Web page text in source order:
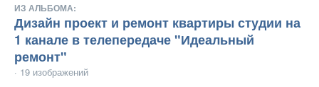
ИЗ АЛЬБОМА:
Дизайн проект и ремонт квартиры студии на
1 канале в телепередаче "Идеальный
ремонт"
· 19 изображений